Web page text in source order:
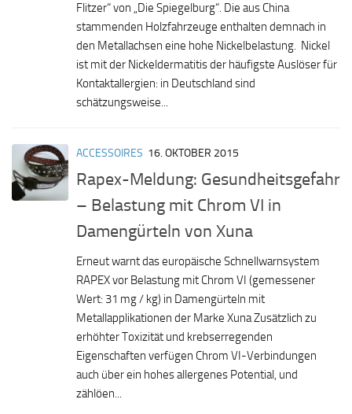
Flitzer“ von „Die Spiegelburg“. Die aus China
stammenden Holzfahrzeuge enthalten demnach in
den Metallachsen eine hohe Nickelbelastung. Nickel
ist mit der Nickeldermatitis der häufigste Auslöser für
Kontaktallergien: in Deutschland sind
schätzungsweise...
ACCESSOIRES 16. OKTOBER 2015
Rapex-Meldung: Gesundheitsgefahr
– Belastung mit Chrom VI in
Damengürteln von Xuna
Erneut warnt das europäische Schnellwarnsystem
RAPEX vor Belastung mit Chrom VI (gemessener
Wert: 31 mg / kg) in Damengürteln mit
Metallapplikationen der Marke Xuna Zusätzlich zu
erhöhter Toxizität und krebserregenden
Eigenschaften verfügen Chrom VI-Verbindungen
auch über ein hohes allergenes Potential, und
zählöen...